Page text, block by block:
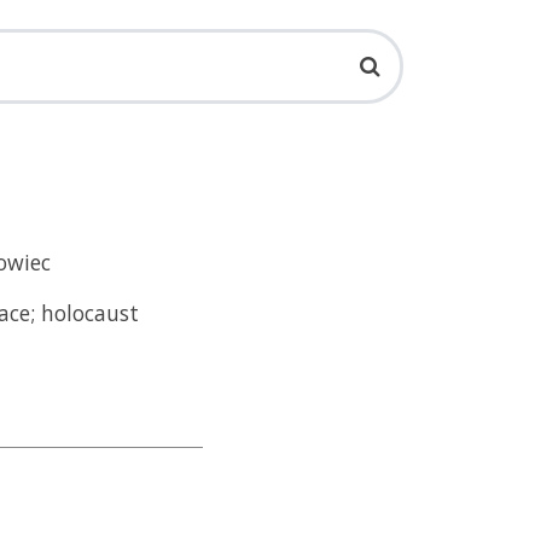
holocaust